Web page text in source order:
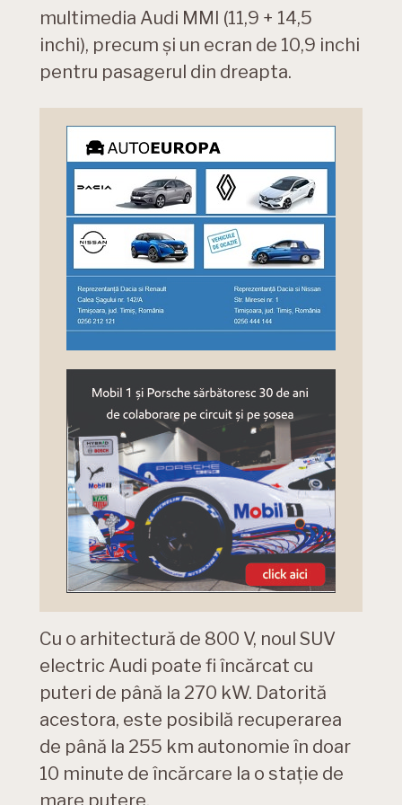
multimedia Audi MMI (11,9 + 14,5
inchi), precum și un ecran de 10,9 inchi
pentru pasagerul din dreapta.
Cu o arhitectură de 800 V, noul SUV
electric Audi poate fi încărcat cu
puteri de până la 270 kW. Datorită
acestora, este posibilă recuperarea
de până la 255 km autonomie în doar
10 minute de încărcare la o stație de
mare putere.